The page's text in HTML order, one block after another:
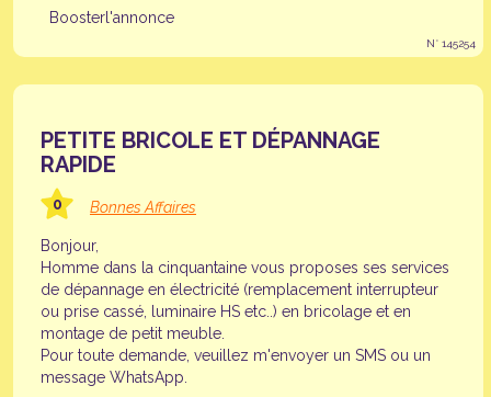
Boosterl'annonce
N° 145254
PETITE BRICOLE ET DÉPANNAGE
RAPIDE
0 Bonnes Affaires
Bonjour,
Homme dans la cinquantaine vous proposes ses services
de dépannage en électricité (remplacement interrupteur
ou prise cassé, luminaire HS etc..) en bricolage et en
montage de petit meuble.
Pour toute demande, veuillez m'envoyer un SMS ou un
message WhatsApp.